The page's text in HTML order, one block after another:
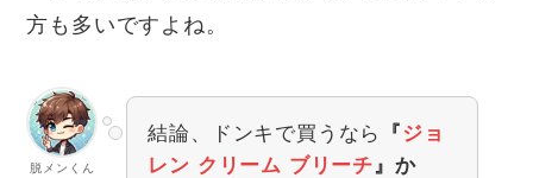
方も多いですよね。
脱メンくん
結論、ドンキで買うなら 『 ジョ
レン クリーム ブリーチ 』か